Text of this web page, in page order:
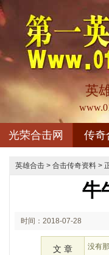
英
光荣合击网 传奇
英雄合击 > 合击传奇资料 >
牛
时间：2018-07-28
文 章
没有